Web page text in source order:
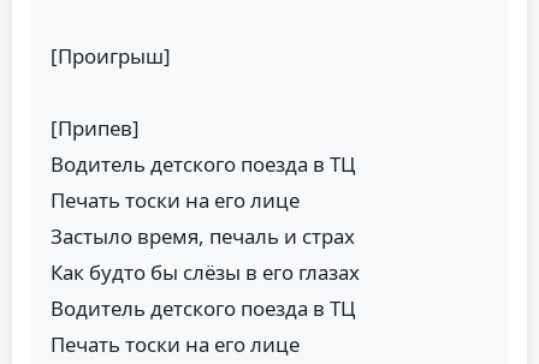
[Проигрыш]
[Припев]
Водитель детского поезда в ТЦ
Печать тоски на его лице
Застыло время, печаль и страх
Как будто бы слёзы в его глазах
Водитель детского поезда в ТЦ
Печать тоски на его лице